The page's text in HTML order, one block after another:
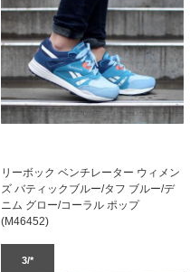
リーボック ベンチレーター ウィメン
ズ バティックブルー/タフ ブルー/デ
ニム グロー/コーラル ポップ
(M46452)
3/*